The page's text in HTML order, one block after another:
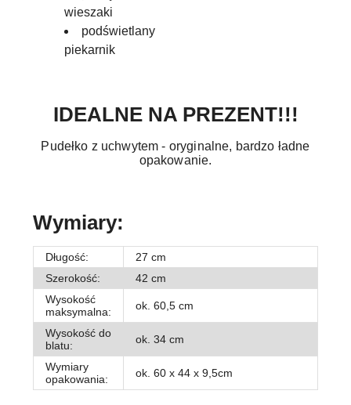
wieszaki
podświetlany
piekarnik
IDEALNE NA PREZENT!!!
Pudełko z uchwytem - oryginalne, bardzo ładne
opakowanie.
Wymiary:
Długość:
27 cm
Szerokość:
42 cm
Wysokość
maksymalna:
ok. 60,5 cm
Wysokość do
blatu:
ok. 34 cm
Wymiary
opakowania:
ok. 60 x 44 x 9,5cm